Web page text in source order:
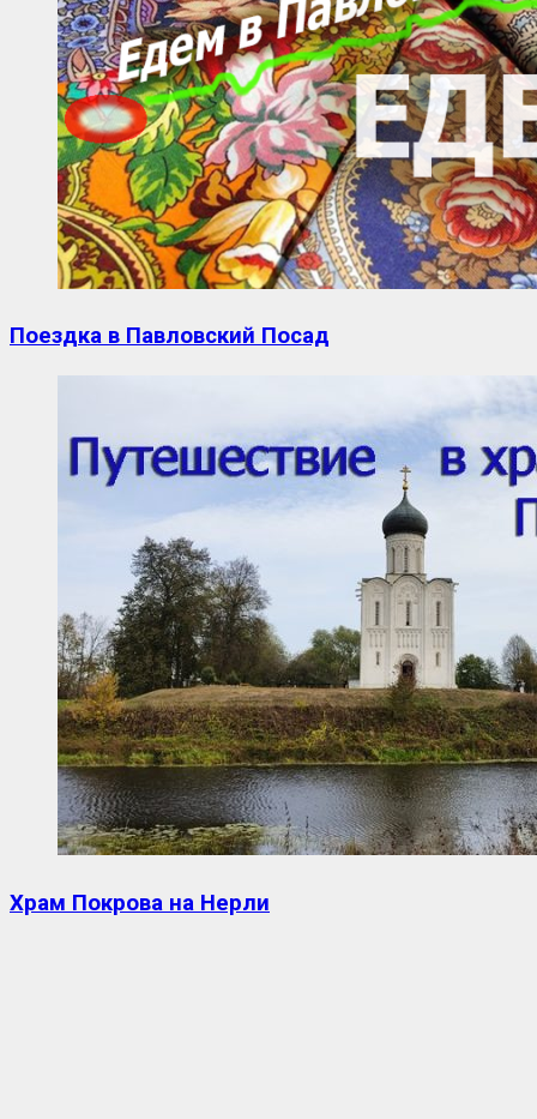
Поездка в Павловский Посад
Храм Покрова на Нерли